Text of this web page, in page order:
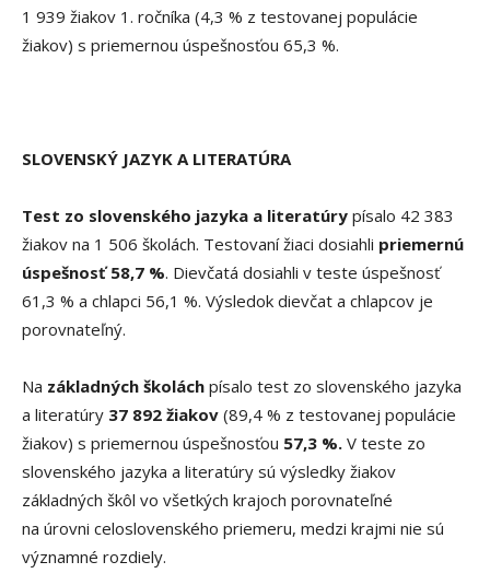
1 939 žiakov 1. ročníka (4,3 % z testovanej populácie
žiakov) s priemernou úspešnosťou 65,3 %.
SLOVENSKÝ JAZYK A LITERATÚRA
Test zo slovenského jazyka a literatúry písalo 42 383
žiakov na 1 506 školách. Testovaní žiaci dosiahli priemernú
úspešnosť 58,7 %. Dievčatá dosiahli v teste úspešnosť
61,3 % a chlapci 56,1 %. Výsledok dievčat a chlapcov je
porovnateľný.
Na základných školách písalo test zo slovenského jazyka
a literatúry 37 892 žiakov (89,4 % z testovanej populácie
žiakov) s priemernou úspešnosťou 57,3 %. V teste zo
slovenského jazyka a literatúry sú výsledky žiakov
základných škôl vo všetkých krajoch porovnateľné
na úrovni celoslovenského priemeru, medzi krajmi nie sú
významné rozdiely.